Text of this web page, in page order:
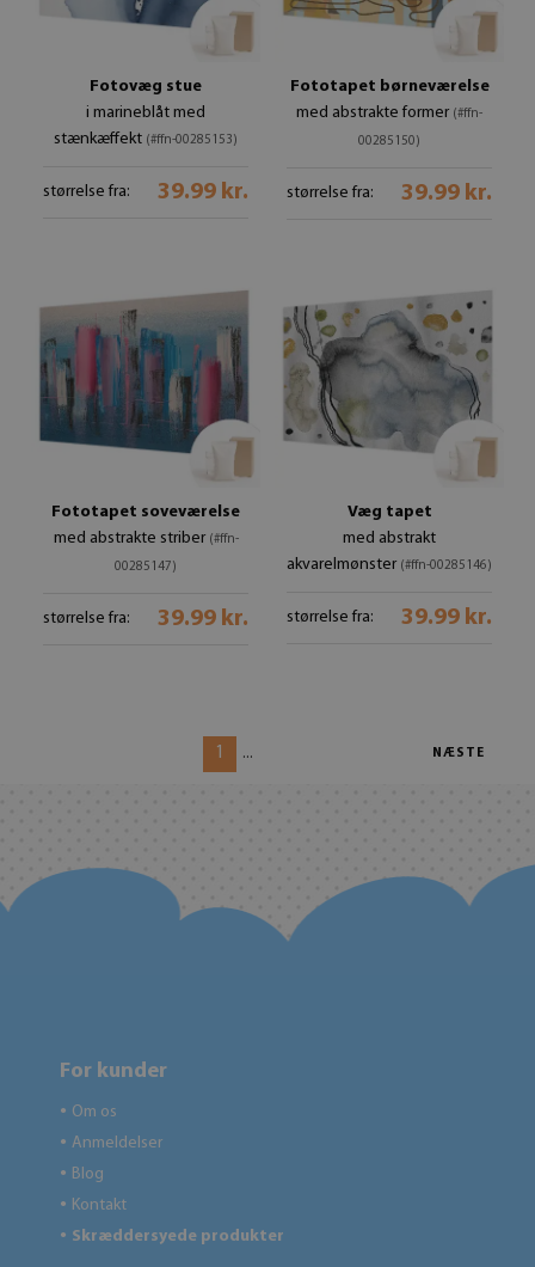
Fotovæg stue
i marineblåt med
stænkæffekt (#ffn-00285153)
størrelse fra: 39.99 kr.
Fototapet børneværelse
med abstrakte former (#ffn-
00285150)
størrelse fra: 39.99 kr.
Fototapet soveværelse
med abstrakte striber (#ffn-
00285147)
størrelse fra: 39.99 kr.
Væg tapet
med abstrakt
akvarelmønster (#ffn-00285146)
størrelse fra: 39.99 kr.
1 ... NÆSTE
For kunder
● Om os
● Anmeldelser
● Blog
● Kontakt
● Skræddersyede produkter